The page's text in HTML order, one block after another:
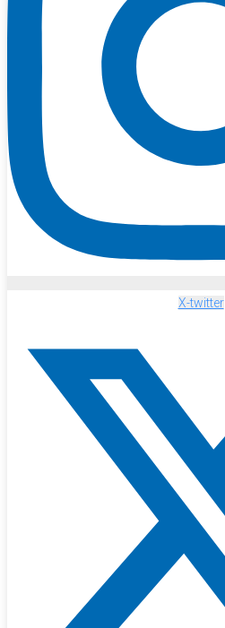
X-twitter